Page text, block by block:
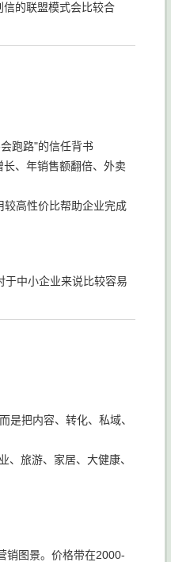
的联盟模式会比较合
跑路"的信任背书
、年销售额翻倍、外卖
较高性价比帮助企业完成
于中小企业来说比较容易
是把内容、转化、私域、
、旅游、家居、大健康、
销图景。价格带在2000-